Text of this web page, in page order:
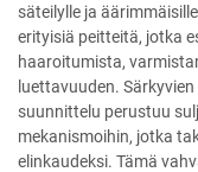
säteilylle ja
erityisiä peitteitä, jotka
haaroitumista,
luettavuuden.
suunnittelu perustuu
mekanismoihin, jotka
elinkaudeksi. Tämä